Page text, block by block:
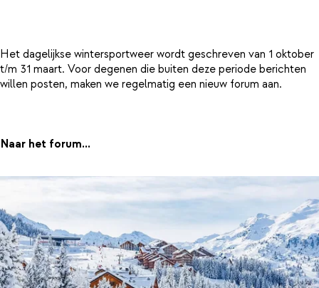
Het dagelijkse wintersportweer wordt geschreven van 1 oktober
t/m 31 maart. Voor degenen die buiten deze periode berichten
willen posten, maken we regelmatig een nieuw forum aan.
Naar het forum...